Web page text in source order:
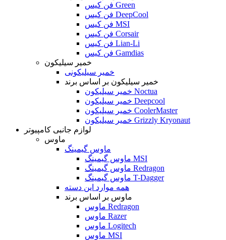
فن کیس Green
فن کیس DeepCool
فن کیس MSI
فن کیس Corsair
فن کیس Lian-Li
فن کیس Gamdias
خمیر سیلیکون
خمیر سیلیکونی
خمیر سیلیکون بر اساس برند
خمیر سیلیکون Noctua
خمیر سیلیکون Deepcool
خمیر سیلیکون CoolerMaster
خمیر سیلیکون Grizzly Kryonaut
لوازم جانبی کامپیوتر
ماوس
ماوس گیمینگ
ماوس گیمینگ MSI
ماوس گیمینگ Redragon
ماوس گیمینگ T-Dagger
همه موارد این دسته
ماوس بر اساس برند
ماوس Redragon
ماوس Razer
ماوس Logitech
ماوس MSI